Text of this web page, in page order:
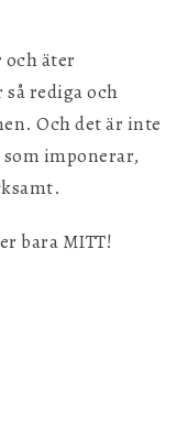
och äter
rediga och
Och det är inte
imponerar,
bara MITT!